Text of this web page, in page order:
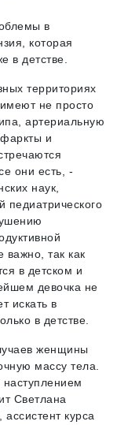
в
которая
в детстве.
территориях
не просто
артериальную
и
они есть, -
наук,
педиатрического
важно, так как
в детском и
девочка не
искать в
в детстве.
женщины
массу тела.
наступлением
Светлана
курса